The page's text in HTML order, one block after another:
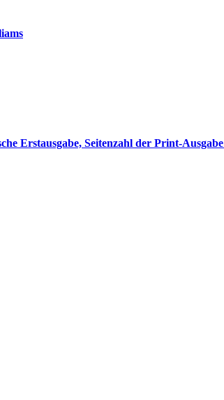
: ‎ 848 Seiten, ISBN-13 ‏ : ‎ 978-3764533694, Originaltitel ‏ : ‎ For